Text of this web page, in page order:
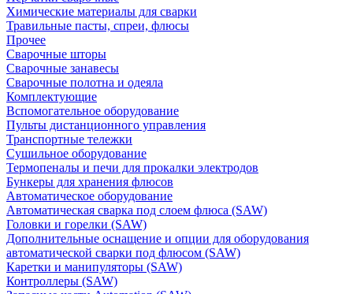
Химические материалы для сварки
Травильные пасты, спреи, флюсы
Прочее
Сварочные шторы
Сварочные занавесы
Сварочные полотна и одеяла
Комплектующие
Вспомогательное оборудование
Пульты дистанционного управления
Транспортные тележки
Сушильное оборудование
Термопеналы и печи для прокалки электродов
Бункеры для хранения флюсов
Автоматическое оборудование
Автоматическая сварка под слоем флюса (SAW)
Головки и горелки (SAW)
Дополнительные оснащение и опции для оборудования
автоматической сварки под флюсом (SAW)
Каретки и манипуляторы (SAW)
Контроллеры (SAW)